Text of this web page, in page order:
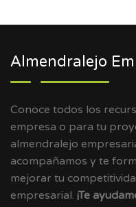
Almendralejo
Conoce todos los
empresa o para tu
almendralejo
acompañamos y te
mejorar tu
empresarial. ¡Te